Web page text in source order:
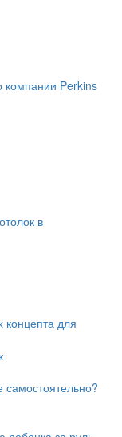
компании Perkins
в
концепта для
самостоятельно?